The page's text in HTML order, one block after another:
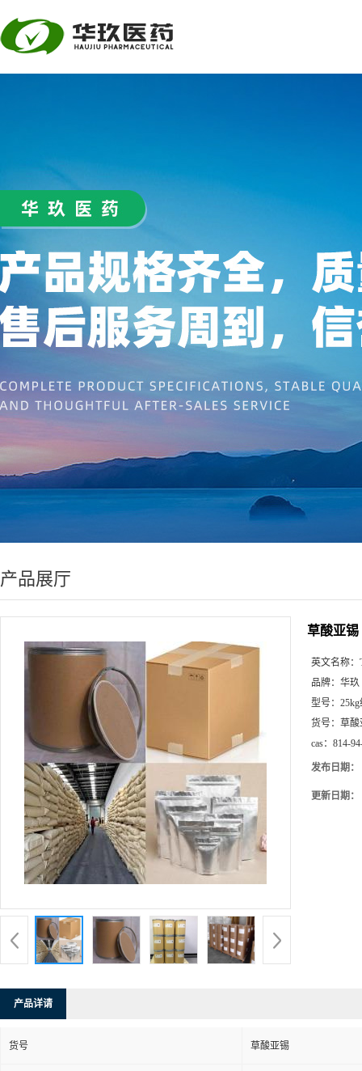
产品展厅
草酸亚锡
英文名称：
品牌： 华玖
型号：
货号： 草酸
cas： 814-
发布日期：
更新日期：
产品详请
货号 草酸亚锡